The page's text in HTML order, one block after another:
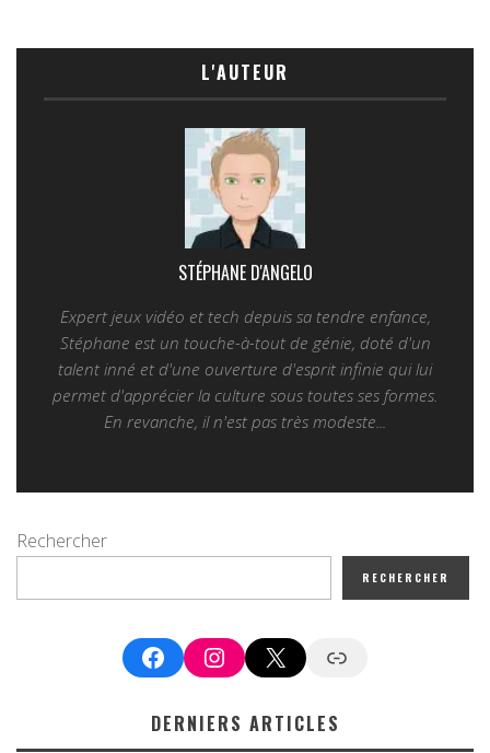
L'AUTEUR
STÉPHANE D'ANGELO
Expert jeux vidéo et tech depuis sa tendre enfance,
Stéphane est un touche-à-tout de génie, doté d'un
talent inné et d'une ouverture d'esprit infinie qui lui
permet d'apprécier la culture sous toutes ses formes.
En revanche, il n'est pas très modeste...
Rechercher
RECHERCHER
FacebookInstagram
X Google News
DERNIERS ARTICLES